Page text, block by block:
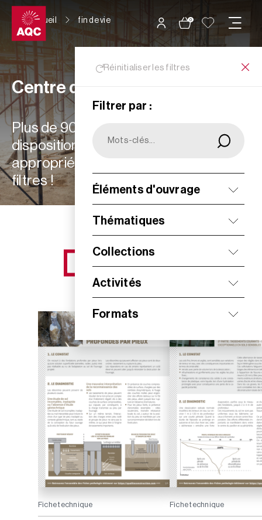
Panneau de gestion des cookies
0
Accueil fin de vie
Réinitialiser les filtres
Filtrer par :
Éléments d'ouvrage
Thématiques
Collections
Activités
Formats
Centre de ressources
Plus de 900 ressources à votre
disposition : choisissez les plus
appropriées à vos besoins grâce aux
filtres !
NOS NOUVEAUTÉS
Fiche technique Fiche technique